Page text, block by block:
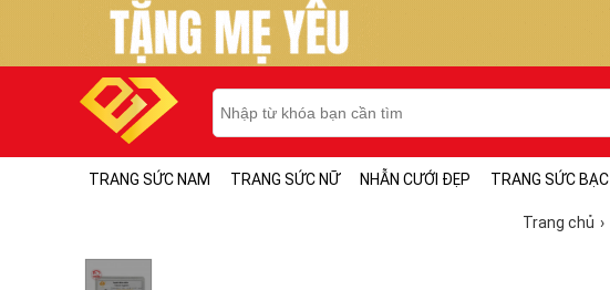
TRANG SỨC NAM TRANG SỨC NỮ NHẪN CƯỚI ĐẸP TRANG SỨC BẠC
Trang chủ